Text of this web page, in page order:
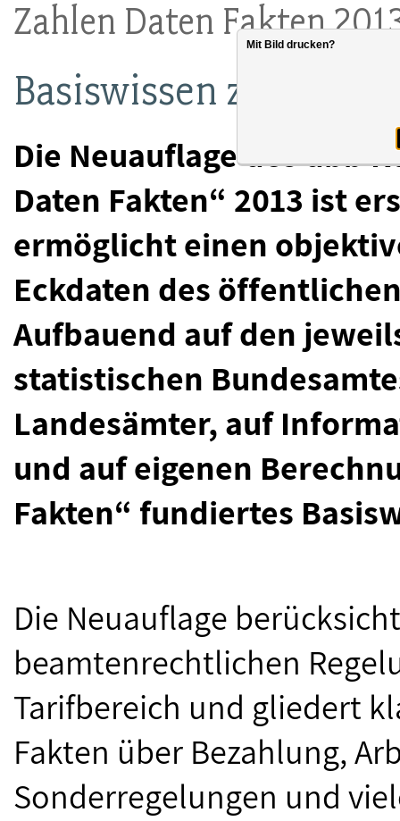
Zahlen Daten Fakten
Basiswissen zum
Die Neuauflage des dbb
Daten Fakten“ 2013 ist
ermöglicht einen
Eckdaten des
Aufbauend auf den
statistischen
Landesämter, auf
und auf eigenen
Fakten“ fundiertes
Die Neuauflage
beamtenrechtlichen
Tarifbereich und gliedert
Fakten über Bezahlung,
Sonderregelungen und
Mit Bild drucken?